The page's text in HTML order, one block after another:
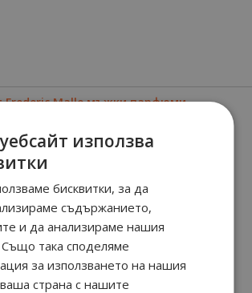
Malle мъжки парфюми
използва
бисквитки, за да
съдържанието,
и да анализираме нашия
така споделяме
за използването на нашия
страна с нашите